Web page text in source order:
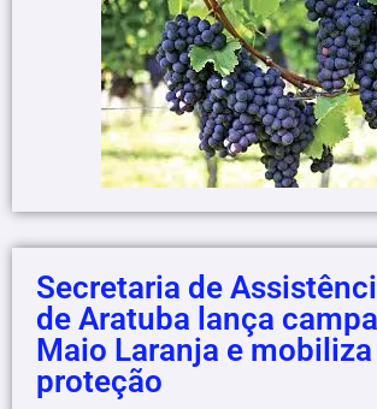
Secretaria de
de Aratuba lança
Maio Laranja e
proteção